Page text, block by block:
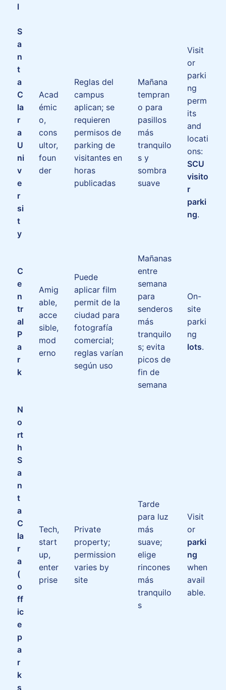
l
S
a
n
t
a
C
la
r
a
U
ni
v
e
r
si
t
y
Acad
émic
o,
cons
ultor,
foun
der
Reglas del
campus
aplican; se
requieren
permisos de
parking de
visitantes en
horas
publicadas
Mañana
tempran
o para
pasillos
más
tranquilo
s y
sombra
suave
Visit
or
parki
ng
perm
its
and
locati
ons:
SCU
visito
r
parki
ng.
C
e
n
tr
al
P
a
r
k
Amig
able,
acce
sible,
mod
erno
Puede
aplicar film
permit de la
ciudad para
fotografía
comercial;
reglas varían
según uso
Mañanas
entre
semana
para
senderos
más
tranquilo
s; evita
picos de
fin de
semana
On-
site
parki
ng
lots.
N
o
rt
h
S
a
n
t
a
C
la
r
a
(
o
ff
ic
e
p
a
r
k
s
Tech,
start
up,
enter
prise
Private
property;
permission
varies by
site
Tarde
para luz
más
suave;
elige
rincones
más
tranquilo
s
Visit
or
parki
ng
when
avail
able.